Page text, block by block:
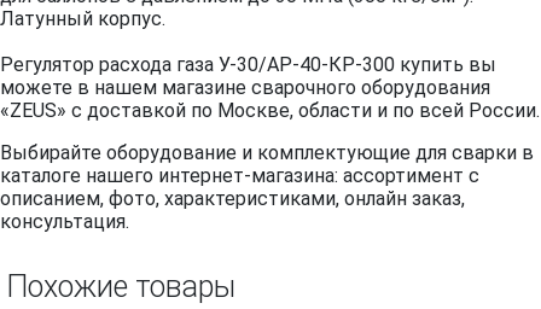
Латунный корпус.
Регулятор расхода газа У-30/АР-40-КР-300 купить вы
можете в нашем магазине сварочного оборудования
«ZEUS» с доставкой по Москве, области и по всей России.
Выбирайте оборудование и комплектующие для сварки в
каталоге нашего интернет-магазина: ассортимент с
описанием, фото, характеристиками, онлайн заказ,
консультация.
Похожие товары